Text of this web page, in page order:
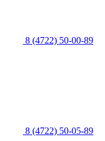
8 (4722) 50-00-89
8 (4722) 50-05-89